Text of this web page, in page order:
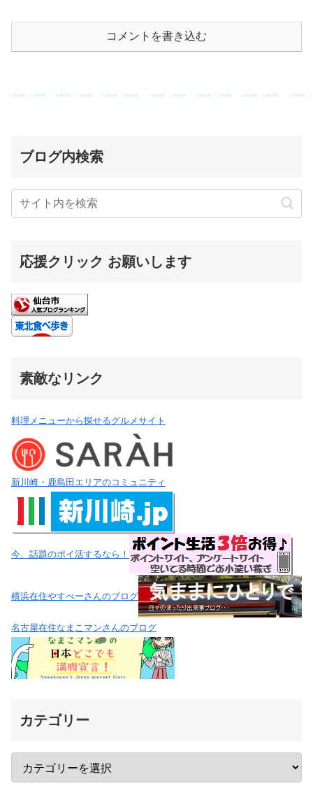
コメントを書き込む
ブログ内検索
応援クリック お願いします
素敵なリンク
料理メニューから探せるグルメサイト
新川崎・鹿島田エリアのコミュニティ
今、話題のポイ活するなら！
横浜在住やすべーさんのブログ
名古屋在住なまこマンさんのブログ
カテゴリー